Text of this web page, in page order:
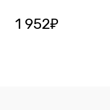
1 952₽